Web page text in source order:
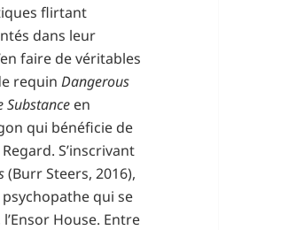
flirtant
dans leur
faire de véritables
requinDangerous
Substance en
qui bénéficie de
S’inscrivant
(Burr Steers, 2016),
qui se
House. Entre